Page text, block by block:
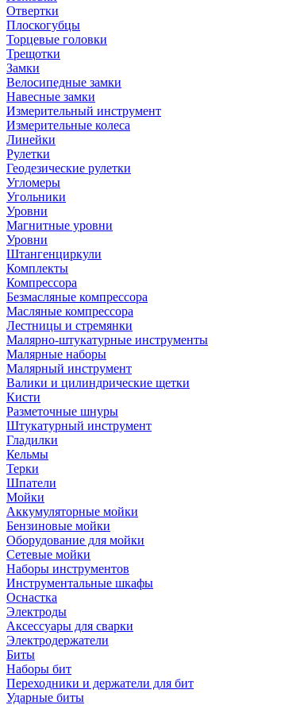
Отвертки
Плоскогубцы
Торцевые головки
Трещотки
Замки
Велосипедные замки
Навесные замки
Измерительный инструмент
Измерительные колеса
Линейки
Рулетки
Геодезические рулетки
Угломеры
Угольники
Уровни
Магнитные уровни
Уровни
Штангенциркули
Комплекты
Компрессора
Безмасляные компрессора
Масляные компрессора
Лестницы и стремянки
Малярно-штукатурные инструменты
Малярные наборы
Малярный инструмент
Валики и цилиндрические щетки
Кисти
Разметочные шнуры
Штукатурный инструмент
Гладилки
Кельмы
Терки
Шпатели
Мойки
Аккумуляторные мойки
Бензиновые мойки
Оборудование для мойки
Сетевые мойки
Наборы инструментов
Инструментальные шкафы
Оснастка
Электроды
Аксессуары для сварки
Электродержатели
Биты
Наборы бит
Переходники и держатели для бит
Ударные биты